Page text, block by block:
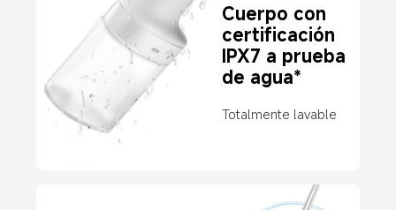
Cuerpo con
certificación
IPX7 a prueba
de agua*
Totalmente lavable